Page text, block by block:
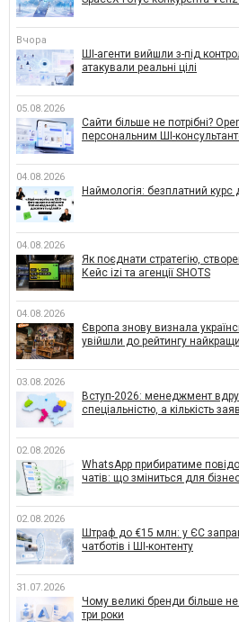
Вчора
ШІ-агенти вийшли з-під
атакували реальні цілі
05.08.2026
Сайти більше не потрібні?
персональним ШІ-
04.08.2026
Наймологія: безплатний курс
04.08.2026
Як поєднати стратегію,
Кейс izi та агенції SHOTS
04.08.2026
Європа знову визнала
увійшли до рейтингу
03.08.2026
Вступ-2026: менеджмент
спеціальністю, а кількість
02.08.2026
WhatsApp прибиратиме
чатів: що зміниться для
02.08.2026
Штраф до €15 млн: у ЄС
чатботів і ШІ-контенту
31.07.2026
Чому великі бренди більше
три роки